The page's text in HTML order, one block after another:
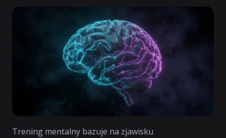
Trening mentalny bazuje na zjawisku